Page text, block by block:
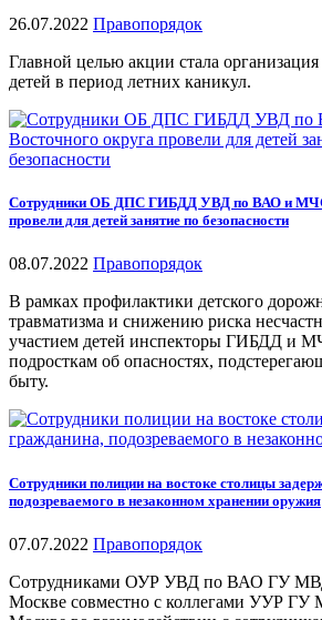
26.07.2022 Правопорядок
Главной целью акции стала организация
детей в период летних каникул.
Сотрудники ОБ ДПС ГИБДД УВД по ВАО и МЧС
провели для детей занятие по безопасности
08.07.2022 Правопорядок
В рамках профилактики детского
травматизма и снижению риска
участием детей инспекторы ГИБДД и
подросткам об опасностях,
быту.
Сотрудники полиции на востоке столицы
подозреваемого в незаконном хранении оружия
07.07.2022 Правопорядок
Сотрудниками ОУР УВД по ВАО ГУ
Москве совместно с коллегами УУР ГУ